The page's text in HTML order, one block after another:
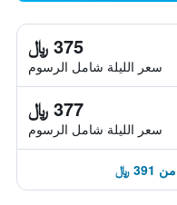
375 ﷼
سعر الليلة شامل الرسوم
377 ﷼
سعر الليلة شامل الرسوم